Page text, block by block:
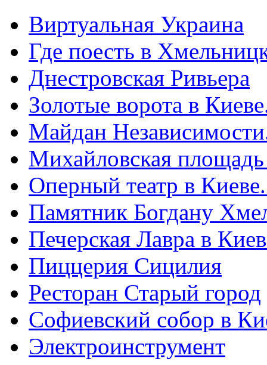
Виртуальная Украина
Где поесть в
Днестровская Ривьера
Золотые ворота в
Майдан
Михайловская
Оперный театр в
Памятник Богдану
Печерская Лавра в
Пиццерия Сицилия
Ресторан Старый город
Софиевский собор в
Электроинструмент